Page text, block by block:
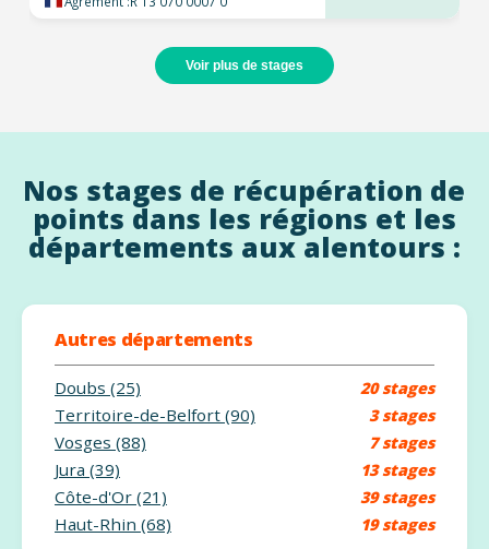
Voir plus de stages
Nos stages de récupération de
points dans les régions et les
départements aux alentours :
Autres départements
Doubs (25) 20 stages
Territoire-de-Belfort (90) 3 stages
Vosges (88) 7 stages
Jura (39) 13 stages
Côte-d'Or (21) 39 stages
Haut-Rhin (68) 19 stages